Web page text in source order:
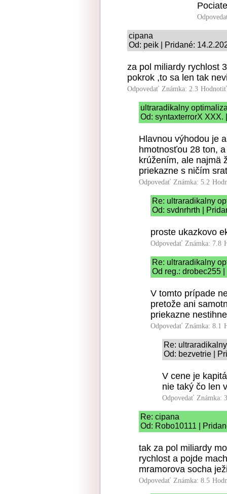
cipana
Od: peik | Pridané:
za pol miliardy rychlost
pokrok ,to sa len tak
Odpovedať Známka: 2.3
ultraradikalny
Od: syntaxterrorX XXX.
Hlavnou výhodou je
hmotnosťou 28 ton,
krúžením, ale najmä
priekazne s ničím
Odpovedať Známka: 5.2
Re: ultraradikalny
Od: svdnrhrth |
proste ukazkovo
Odpovedať Známka: 7.8
Re: ultraradikalny
Od reg.: drobec255
V tomto prípade
pretože ani
priekazne
Odpovedať Známka: 8.1
Re:
Od: bezvetrie |
V cene je
nie taký čo len
Odpovedať Známka:
Re: cipana
Od: Robo10111 |
tak za pol miliardy
rychlost a pojde
mramorova socha
Odpovedať Známka: 8.5